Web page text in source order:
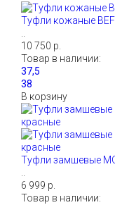
Туфли кожаные
10 750 р.
Товар в наличии:
В корзину
Туфли замшевые
6 999 р.
Товар в наличии: